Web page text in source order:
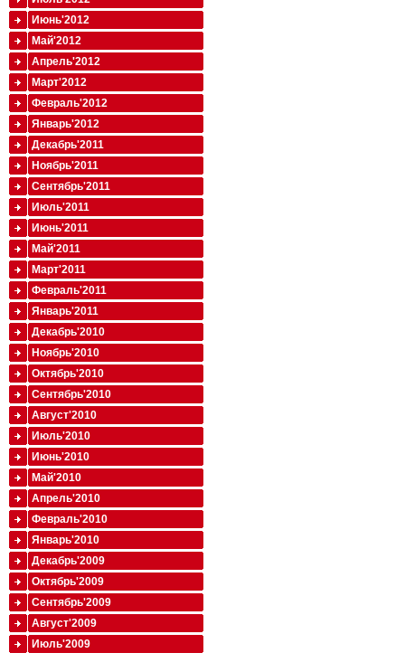
Июнь'2012
Май'2012
Апрель'2012
Март'2012
Февраль'2012
Январь'2012
Декабрь'2011
Ноябрь'2011
Сентябрь'2011
Июль'2011
Июнь'2011
Май'2011
Март'2011
Февраль'2011
Январь'2011
Декабрь'2010
Ноябрь'2010
Октябрь'2010
Сентябрь'2010
Август'2010
Июль'2010
Июнь'2010
Май'2010
Апрель'2010
Февраль'2010
Январь'2010
Декабрь'2009
Октябрь'2009
Сентябрь'2009
Август'2009
Июль'2009